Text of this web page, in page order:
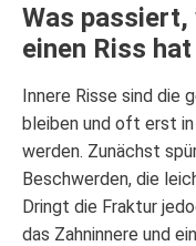
Was passiert,
einen Riss hat
Innere Risse sind die
bleiben und oft erst
werden. Zunächst
Beschwerden, die
Dringt die Fraktur
das Zahninnere und